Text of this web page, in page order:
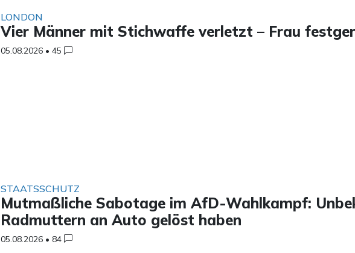
LONDON
Vier Männer mit Stichwaffe verletzt – Frau
05.08.2026 • 45
STAATSSCHUTZ
Mutmaßliche Sabotage im AfD-Wahlkampf:
Radmuttern an Auto gelöst haben
05.08.2026 • 84